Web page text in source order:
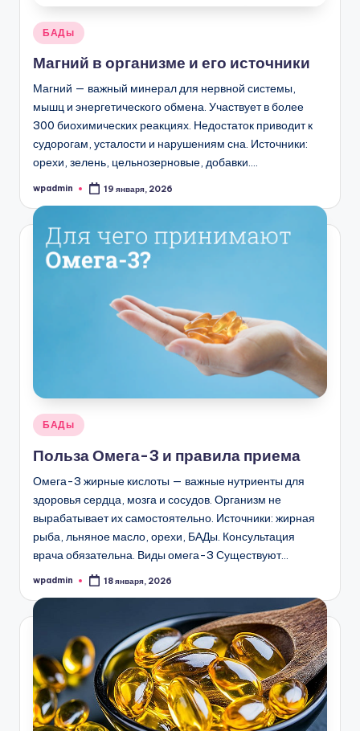
Опубликовано
БАДы
Магний в организме и его источники
Магний — важный минерал для нервной системы,
мышц и энергетического обмена. Участвует в более
300 биохимических реакциях. Недостаток приводит к
судорогам, усталости и нарушениям сна. Источники:
орехи, зелень, цельнозерновые, добавки.…
Запись
wpadmin 19 января, 2026
Опубликовано
БАДы
Польза Омега-3 и правила приема
Омега-3 жирные кислоты — важные нутриенты для
здоровья сердца, мозга и сосудов. Организм не
вырабатывает их самостоятельно. Источники: жирная
рыба, льняное масло, орехи, БАДы. Консультация
врача обязательна. Виды омега-3 Существуют…
Запись
wpadmin 18 января, 2026